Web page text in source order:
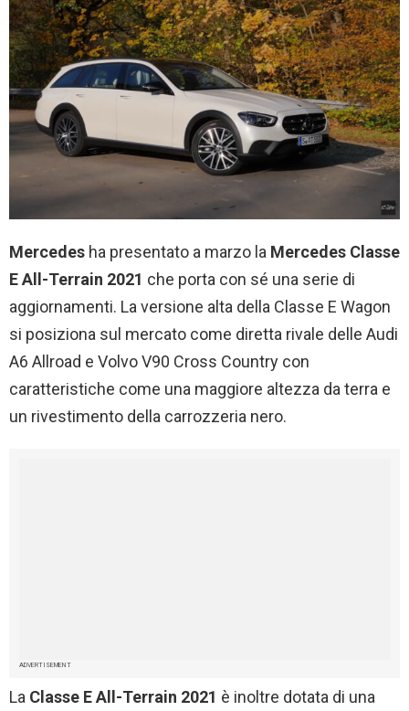
Mercedes ha presentato a marzo la Mercedes Classe
E All-Terrain 2021 che porta con sé una serie di
aggiornamenti. La versione alta della Classe E Wagon
si posiziona sul mercato come diretta rivale delle Audi
A6 Allroad e Volvo V90 Cross Country con
caratteristiche come una maggiore altezza da terra e
un rivestimento della carrozzeria nero.
ADVERTISEMENT
La Classe E All-Terrain 2021 è inoltre dotata di una